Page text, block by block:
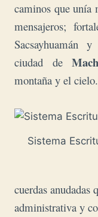
caminos que unía
mensajeros;
Sacsayhuamán
ciudad de
montaña y el cielo.
Sistema
cuerdas anudadas
administrativa y